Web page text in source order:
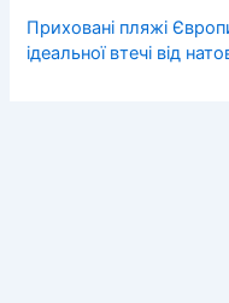
Приховані пляжі
ідеальної втечі від